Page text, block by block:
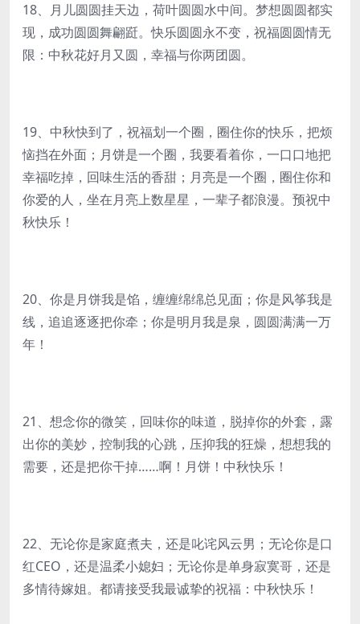
18、月儿圆圆挂天边，荷叶圆圆水中间。梦想圆圆都实
现，成功圆圆舞翩跹。快乐圆圆永不变，祝福圆圆情无
限：中秋花好月又圆，幸福与你两团圆。
19、中秋快到了，祝福划一个圈，圈住你的快乐，把烦
恼挡在外面；月饼是一个圈，我要看着你，一口口地把
幸福吃掉，回味生活的香甜；月亮是一个圈，圈住你和
你爱的人，坐在月亮上数星星，一辈子都浪漫。预祝中
秋快乐！
20、你是月饼我是馅，缠缠绵绵总见面；你是风筝我是
线，追追逐逐把你牵；你是明月我是泉，圆圆满满一万
年！
21、想念你的微笑，回味你的味道，脱掉你的外套，露
出你的美妙，控制我的心跳，压抑我的狂燥，想想我的
需要，还是把你干掉……啊！月饼！中秋快乐！
22、无论你是家庭煮夫，还是叱诧风云男；无论你是口
红CEO，还是温柔小媳妇；无论你是单身寂寞哥，还是
多情待嫁姐。都请接受我最诚挚的祝福：中秋快乐！